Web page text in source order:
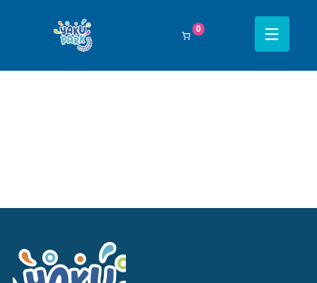
0
Navegación completa Yakupark